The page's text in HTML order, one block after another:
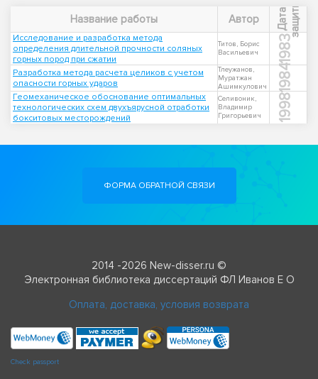
Название работы Автор Д
а
т
а
з
а
щ
и
т ы
Исследование и разработка метода
определения длительной прочности соляных
горных пород при сжатии
Титов, Борис
Васильевич
1983
Разработка метода расчета целиков с учетом
опасности горных ударов
Тлеужанов,
Муратжан
Ашимкулович
1984
Геомеханическое обоснование оптимальных
технологических схем двухъярусной отработки
бокситовых месторождений
Селивоник,
Владимир
Григорьевич
1998
ФОРМА ОБРАТНОЙ СВЯЗИ
2014 -2026 New-disser.ru ©
Электронная библиотека диссертаций ФЛ Иванов Е О
Оплата, доставка, условия возврата
Check passport